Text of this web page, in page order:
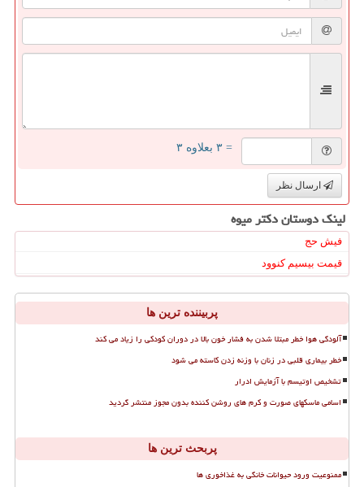
= ۳ بعلاوه ۳
ارسال نظر
لینک دوستان دكتر میوه
فیش حج
قیمت بیسیم کنوود
پربیننده ترین ها
آلودگی هوا خطر مبتلا شدن به فشار خون بالا در دوران کودکی را زیاد می کند
خطر بیماری قلبی در زنان با وزنه زدن کاسته می شود
تشخیص اوتیسم با آزمایش ادرار
اسامی ماسکهای صورت و کرم های روشن کننده بدون مجوز منتشر گردید
پربحث ترین ها
ممنوعیت ورود حیوانات خانگی به غذاخوری ها